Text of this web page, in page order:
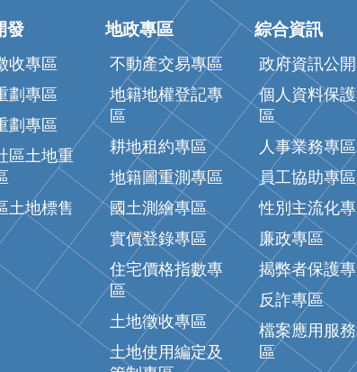
發
收專區
劃專區
劃專區
區土地重
土地標售
地政專區
不動產交易專區
地籍地權登記專
區
耕地租約專區
地籍圖重測專區
國土測繪專區
實價登錄專區
住宅價格指數專
區
土地徵收專區
土地使用編定及
綜合資訊
政府資訊公開
個人資料保
區
人事業務專區
員工協助專區
性別主流化
廉政專區
揭弊者保護
反詐專區
檔案應用服
區